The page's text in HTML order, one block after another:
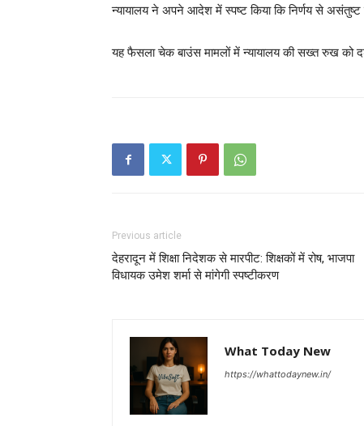
न्यायालय ने अपने आदेश में स्पष्ट किया कि निर्णय से असंतुष्ट
यह फैसला चेक बाउंस मामलों में न्यायालय की सख्त रुख को
Previous article
देहरादून में शिक्षा निदेशक से मारपीट: शिक्षकों में रोष, भाजपा
विधायक उमेश शर्मा से मांगेगी स्पष्टीकरण
What Today New
https://whattodaynew.in/